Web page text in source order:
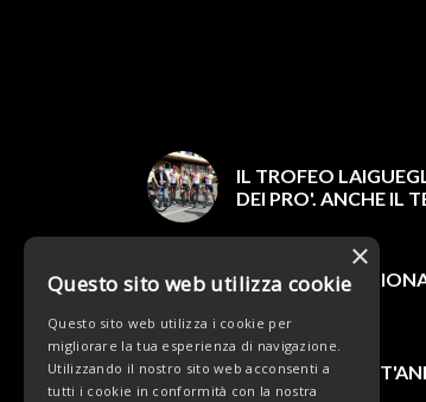
IL TROFEO
DEI PRO'. ANCHE IL
SABATO I
PARISINI:
×
Questo sito web utilizza cookie
Questo sito web utilizza i cookie per
migliorare la tua esperienza di navigazione.
Utilizzando il nostro sito web acconsenti a
tutti i cookie in conformità con la nostra